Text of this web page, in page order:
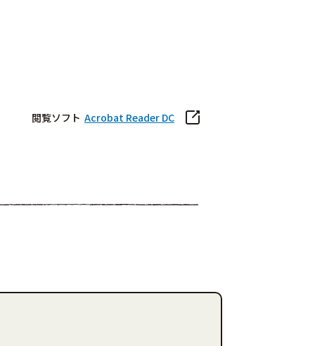
閲覧ソフト Acrobat Reader DC